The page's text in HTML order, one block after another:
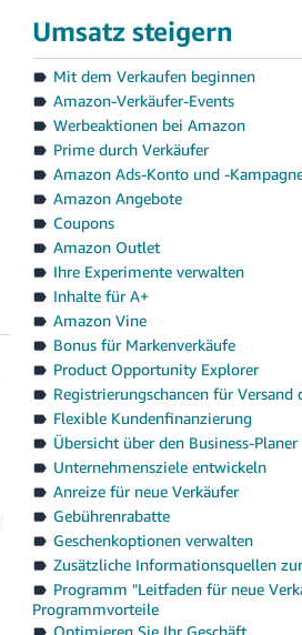
Umsatz steigern
Mit dem Verkaufen beginnen
Amazon-Verkäufer-Events
Werbeaktionen bei Amazon
Prime durch Verkäufer
Amazon Ads-Konto und -
Amazon Angebote
Coupons
Amazon Outlet
Ihre Experimente verwalten
Inhalte für A+
Amazon Vine
Bonus für Markenverkäufe
Product Opportunity Explorer
Registrierungschancen für Versand
Flexible Kundenfinanzierung
Übersicht über den Business-Planer
Unternehmensziele entwickeln
Anreize für neue Verkäufer
Gebührenrabatte
Geschenkoptionen verwalten
Zusätzliche Informationsquellen
Programm "Leitfaden für neue
Programmvorteile
Optimieren Sie Ihr Geschäft